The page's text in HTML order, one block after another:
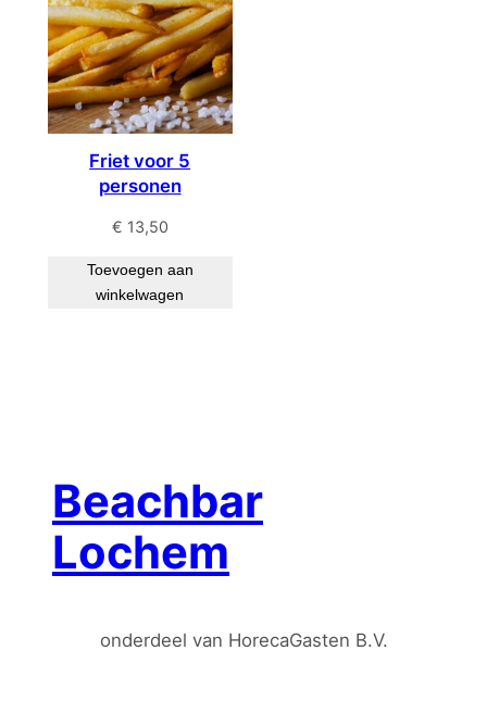
Friet voor 5
personen
€ 13,50
Toevoegen aan
winkelwagen
Beachbar
Lochem
onderdeel van HorecaGasten B.V.